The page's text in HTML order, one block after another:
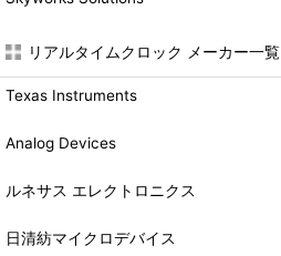
リアルタイムクロック メーカー一覧
Texas Instruments
Analog Devices
ルネサス エレクトロニクス
日清紡マイクロデバイス